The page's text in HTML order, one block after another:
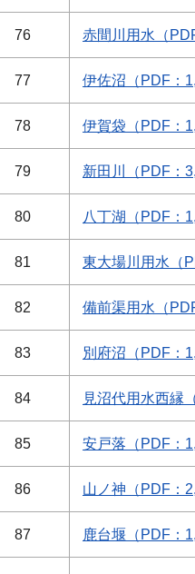
76 赤間川用水（
77 伊佐沼（PDF：
78 伊賀袋（PDF：
79 新田川（PDF：
80 八丁湖（PDF：
81 東大場川用水（
82 備前渠用水（
83 別府沼（PDF：
84 見沼代用水西縁
85 安戸落（PDF：
86 山ノ神（PDF：
87 鹿台堰（PDF：